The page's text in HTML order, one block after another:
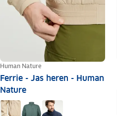
Human Nature
Ferrie - Jas heren - Human
Nature